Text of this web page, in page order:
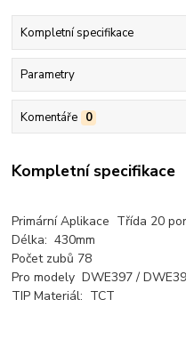
Kompletní specifikace
Parametry
Komentáře 0
Kompletní specifikace
Primární Aplikace Třída 20
Délka: 430mm
Počet zubů 78
Pro modely DWE397 /
TIP Materiál: TCT